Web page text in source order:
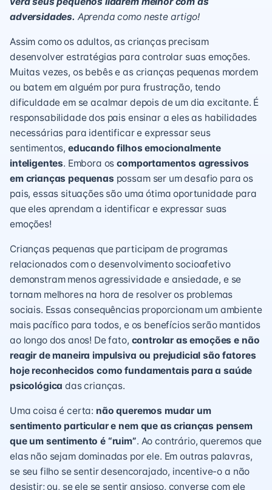
adversidades. Aprenda como neste artigo!
Assim como os adultos, as crianças precisam
desenvolver estratégias para controlar suas emoções.
Muitas vezes, os bebês e as crianças pequenas mordem
ou batem em alguém por pura frustração, tendo
dificuldade em se acalmar depois de um dia excitante. É
responsabilidade dos pais ensinar a eles as habilidades
necessárias para identificar e expressar seus
sentimentos, educando filhos emocionalmente
inteligentes. Embora oscomportamentos agressivos
em crianças pequenas possam ser um desafio para os
pais, essas situações são uma ótima oportunidade para
que eles aprendam a identificar e expressar suas
emoções!
Crianças pequenas que participam de programas
relacionados com o desenvolvimento socioafetivo
demonstram menos agressividade e ansiedade, e se
tornam melhores na hora de resolver os problemas
sociais. Essas consequências proporcionam um ambiente
mais pacífico para todos, e os benefícios serão mantidos
ao longo dos anos! De fato, controlar as emoções e não
reagir de maneira impulsiva ou prejudicial são fatores
hoje reconhecidos como fundamentais para a saúde
psicológica das crianças.
Uma coisa é certa: não queremos mudar um
sentimento particular e nem que as crianças pensem
que um sentimento é “ruim”. Ao contrário, queremos que
elas não sejam dominadas por ele. Em outras palavras,
se seu filho se sentir desencorajado, incentive-o a não
desistir; ou, se ele se sentir ansioso, converse com ele